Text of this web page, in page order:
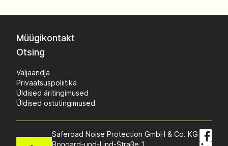
Müügikontakt
Otsing
Väljaandja
Privaatsuspoliitika
Üldised äritingimused
Üldised ostutingimused
Saferoad Noise Protection GmbH & Co. KG
Bongard-und-Lind-Straße 1